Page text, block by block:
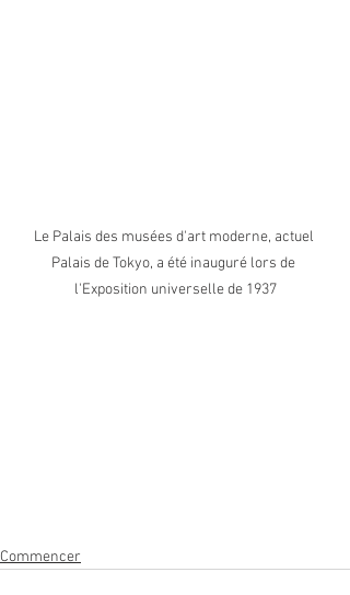
Le Palais des musées d'art moderne, actuel
Palais de Tokyo, a été inauguré lors de
l'Exposition universelle de 1937
Commencer